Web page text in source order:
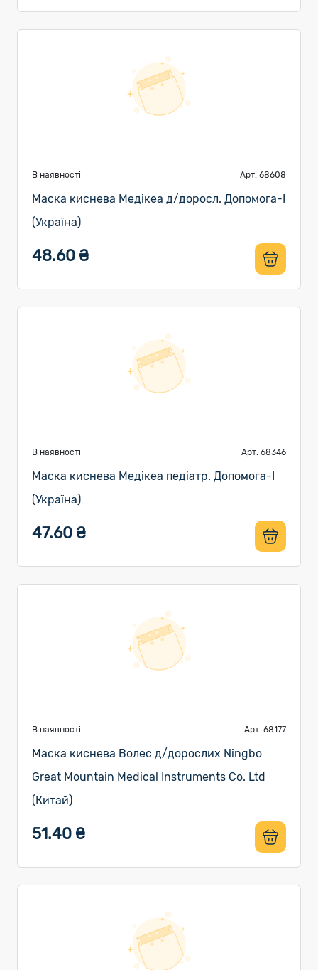
В наявності Арт. 68608
Маска киснева Медікеа д/доросл. Допомога-I
(Україна)
48.60 ₴
В наявності Арт. 68346
Маска киснева Медікеа педіатр. Допомога-I
(Україна)
47.60 ₴
В наявності Арт. 68177
Маска киснева Волес д/дорослих Ningbo
Great Mountain Medical Instruments Co. Ltd
(Китай)
51.40 ₴